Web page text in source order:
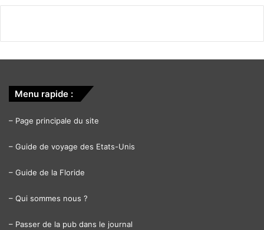
Menu rapide :
– Page principale du site
– Guide de voyage des Etats-Unis
– Guide de la Floride
– Qui sommes nous ?
– Passer de la pub dans le journal